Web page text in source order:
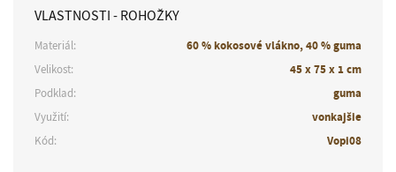
VLASTNOSTI - ROHOŽKY
Materiál:
60 % kokosové vlákno, 40 % guma
Velikost:
45 x 75 x 1 cm
Podklad:
guma
Využití:
vonkajšie
Kód:
Vopi08